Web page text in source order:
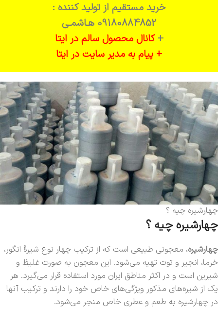
خرید مستقیم از تولید کننده :
09180884852 هـاشمـی
+کانال محصول سالم در ایتا
+ پیام به مدیر سایت در ایتا
چهارشیره چیه ؟
چهارشیره چیه ؟
چهارشیره، معجونی طبیعی است که از ترکیب چهار نوع شیرهٔ انگور،
خرما، انجیر و توت تهیه می‌شود. این معجون به صورت غلیظ و
شیرین است و در اکثر مناطق ایران مورد استفاده قرار می‌گیرد. هر
یک از شیره‌های مذکور ویژگی‌های خاص خود را دارند و ترکیب آنها
در چهارشیره به طعم و عطری خاص منجر می‌شود.